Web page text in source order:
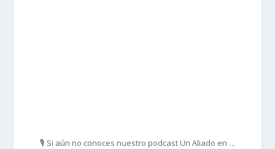
🎙️ Si aún no conoces nuestro podcast Un Aliado en ...